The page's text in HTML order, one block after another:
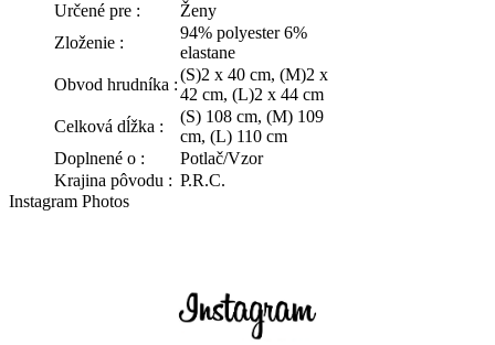
Určené pre :
Ženy
Zloženie :
94% polyester 6%
elastane
Obvod hrudníka :
(S)2 x 40 cm, (M)2 x
42 cm, (L)2 x 44 cm
Celková dĺžka :
(S) 108 cm, (M) 109
cm, (L) 110 cm
Doplnené o :
Potlač/Vzor
Krajina pôvodu : P.R.C.
Instagram Photos